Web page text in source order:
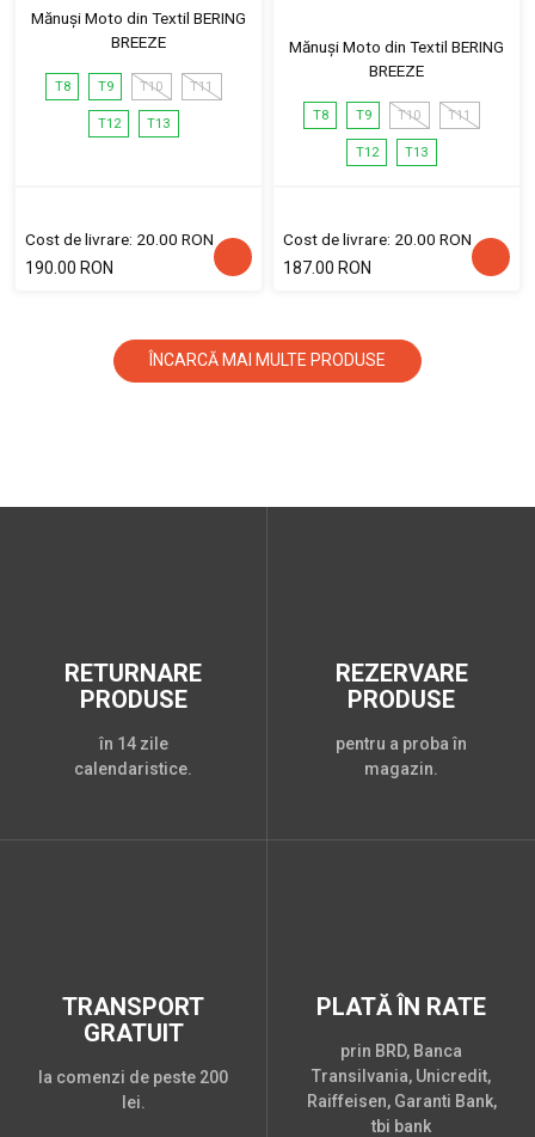
Mănuși Moto din Textil BERING
BREEZE
T8 T9 T10 T11
T12 T13
Cost de livrare: 20.00 RON
190.00 RON
Mănuși Moto din Textil BERING
BREEZE
T8 T9 T10 T11
T12 T13
Cost de livrare: 20.00 RON
187.00 RON
ÎNCARCĂ MAI MULTE PRODUSE
RETURNARE
PRODUSE
în 14 zile
calendaristice.
REZERVARE
PRODUSE
pentru a proba în
magazin.
TRANSPORT
GRATUIT
la comenzi de peste 200
lei.
PLATĂ ÎN RATE
prin BRD, Banca
Transilvania, Unicredit,
Raiffeisen, Garanti Bank,
tbi bank